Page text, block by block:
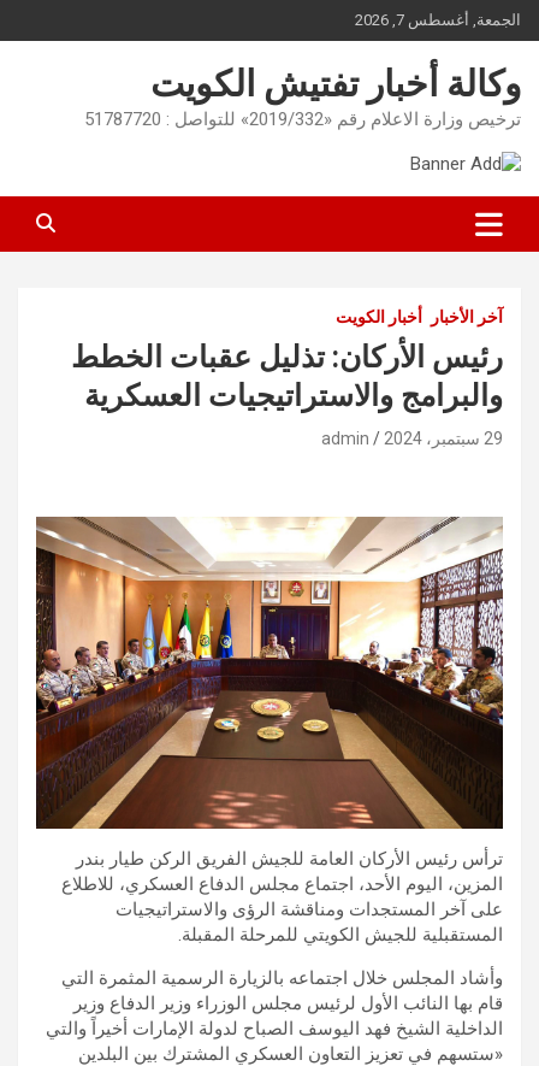
Skip
to
content
الجمعة, أغسطس 7, 2026
وكالة أخبار تفتيش الكويت
ترخيص وزارة الاعلام رقم «2019/332» للتواصل : 51787720
آخر الأخبار أخبار الكويت
رئيس الأركان: تذليل عقبات الخطط
والبرامج والاستراتيجيات العسكرية
29 سبتمبر، 2024 admin
ترأس رئيس الأركان‬ العامة للجيش الفريق الركن طيار بندر
المزين، اليوم الأحد، اجتماع مجلس الدفاع العسكري، للاطلاع
على آخر المستجدات ومناقشة الرؤى والاستراتيجيات
المستقبلية للجيش الكويتي للمرحلة المقبلة.
وأشاد المجلس خلال اجتماعه بالزيارة الرسمية المثمرة التي
قام بها النائب الأول لرئيس مجلس الوزراء وزير الدفاع وزير
الداخلية الشيخ فهد اليوسف الصباح لدولة الإمارات أخيراً والتي
«ستسهم في تعزيز التعاون العسكري المشترك بين البلدين